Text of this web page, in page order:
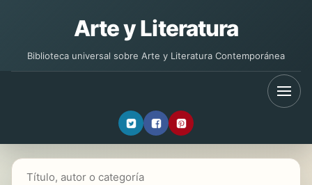
Arte y Literatura
Biblioteca universal sobre Arte y Literatura Contemporánea